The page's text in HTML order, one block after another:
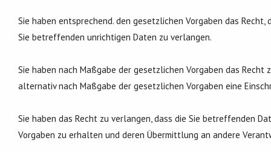
Sie haben entsprechend. den gesetzlichen Vorgaben das
Sie betreffenden unrichtigen Daten zu verlangen.
Sie haben nach Maßgabe der gesetzlichen Vorgaben das
alternativ nach Maßgabe der gesetzlichen Vorgaben eine
Sie haben das Recht zu verlangen, dass die Sie betreffenden
Vorgaben zu erhalten und deren Übermittlung an andere